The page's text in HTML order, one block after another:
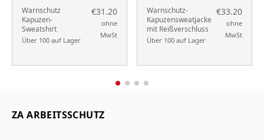
Warnschutz
Kapuzen-
Sweatshirt
Über 100 auf Lager
€31.20
ohne
MwSt
Warnschutz-
Kapuzensweatjacke
mit Reißverschluss
Über 100 auf Lager
€33.20
ohne
MwSt
ZA ARBEITSSCHUTZ